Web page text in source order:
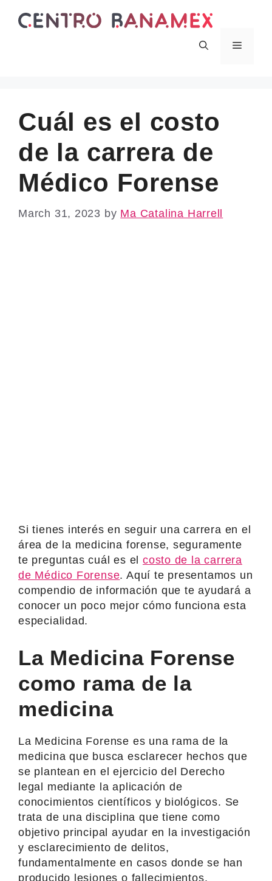
Menu
Cuál es el costo
de la carrera de
Médico Forense
March 31, 2023 by Ma Catalina Harrell
Si tienes interés en seguir una carrera en el
área de la medicina forense, seguramente
te preguntas cuál es el costo de la carrera
de Médico Forense. Aquí te presentamos un
compendio de información que te ayudará a
conocer un poco mejor cómo funciona esta
especialidad.
La Medicina Forense
como rama de la
medicina
La Medicina Forense es una rama de la
medicina que busca esclarecer hechos que
se plantean en el ejercicio del Derecho
legal mediante la aplicación de
conocimientos científicos y biológicos. Se
trata de una disciplina que tiene como
objetivo principal ayudar en la investigación
y esclarecimiento de delitos,
fundamentalmente en casos donde se han
producido lesiones o fallecimientos.